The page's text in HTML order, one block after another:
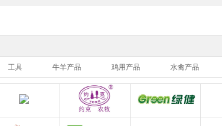
工具 牛羊产品 鸡用产品 水禽产品
望六和 猪升源畜牧养殖器械旗舰店约克农牧养殖器械旗舰店绿健